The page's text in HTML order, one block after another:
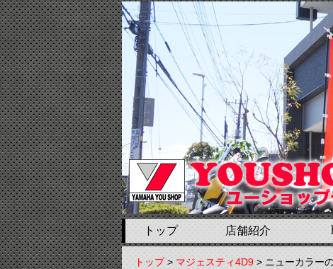
トップ 店舗紹介
トップ>マジェスティ4D9> ニューカラー